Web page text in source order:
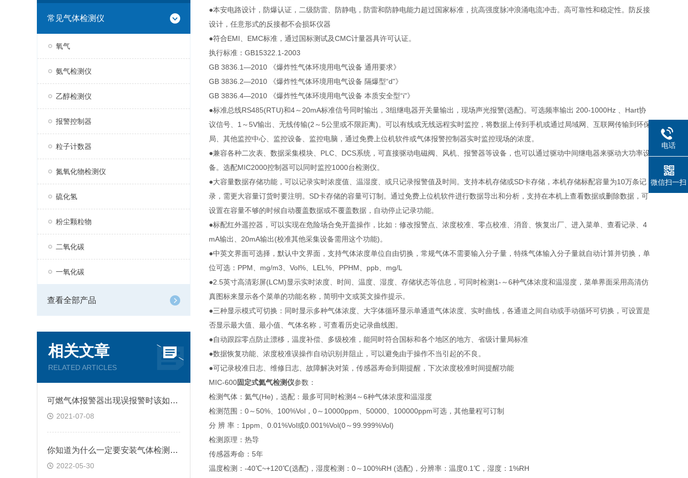
常见气体检测仪
氧气
氨气检测仪
乙醇检测仪
报警控制器
粒子计数器
氮氧化物检测仪
硫化氢
粉尘颗粒物
二氧化碳
一氧化碳
查看全部产品
相关文章
RELATED ARTICLES
可燃气体报警器出现误报警时该如何处理？
2021-07-08
你知道为什么一定要安装气体检测仪吗
2022-05-30
●本安电路设计，防爆认证，二级防雷、防静电，防雷和防静电能力超过国家标准，抗高强度脉冲浪涌电流冲击。高可靠性和稳定性。防反接
设计，任意形式的反接都不会损坏仪器
●符合EMI、EMC标准，通过国标测试及CMC计量器具许可认证。
执行标准：GB15322.1-2003
GB 3836.1—2010 《爆炸性气体环境用电气设备 通用要求》
GB 3836.2—2010 《爆炸性气体环境用电气设备 隔爆型“d"》
GB 3836.4—2010 《爆炸性气体环境用电气设备 本质安全型“i"》
●标准总线RS485(RTU)和4～20mA标准信号同时输出，3组继电器开关量输出，现场声光报警(选配)。可选频率输出 200-1000Hz 、Hart协
议信号、1～5V输出、无线传输(2～5公里或不限距离)。可以有线或无线远程实时监控，将数据上传到手机或通过局域网、互联网传输到环保
局、其他监控中心、监控设备、监控电脑，通过免费上位机软件或气体报警控制器实时监控现场的浓度。
●兼容各种二次表、数据采集模块、PLC、DCS系统，可直接驱动电磁阀、风机、报警器等设备，也可以通过驱动中间继电器来驱动大功率设
备。选配MIC2000控制器可以同时监控1000台检测仪。
●大容量数据存储功能，可以记录实时浓度值、温湿度、或只记录报警值及时间。支持本机存储或SD卡存储，本机存储标配容量为10万条记
录，需更大容量订货时要注明。SD卡存储的容量可订制。通过免费上位机软件进行数据导出和分析，支持在本机上查看数据或删除数据，可
设置在容量不够的时候自动覆盖数据或不覆盖数据，自动停止记录功能。
●标配红外遥控器，可以实现在危险场合免开盖操作，比如：修改报警点、浓度校准、零点校准、消音、恢复出厂、进入菜单、查看记录、4
mA输出、20mA输出(校准其他采集设备需用这个功能)。
●中英文界面可选择，默认中文界面，支持气体浓度单位自由切换，常规气体不需要输入分子量，特殊气体输入分子量就自动计算并切换，单
位可选：PPM、mg/m3、Vol%、LEL%、PPHM、ppb、mg/L
●2.5英寸高清彩屏(LCM)显示实时浓度、时间、温度、湿度、存储状态等信息，可同时检测1-～6种气体浓度和温湿度，菜单界面采用高清仿
真图标来显示各个菜单的功能名称，简明中文或英文操作提示。
●三种显示模式可切换：同时显示多种气体浓度、大字体循环显示单通道气体浓度、实时曲线，各通道之间自动或手动循环可切换，可设置是
否显示最大值、最小值、气体名称，可查看历史记录曲线图。
●自动跟踪零点防止漂移，温度补偿、多级校准，能同时符合国标和各个地区的地方、省级计量局标准
●数据恢复功能、浓度校准误操作自动识别并阻止，可以避免由于操作不当引起的不良。
●可记录校准日志、维修日志、故障解决对策，传感器寿命到期提醒，下次浓度校准时间提醒功能
MIC-600固定式氦气检测仪参数：
检测气体：氦气(He)，选配：最多可同时检测4～6种气体浓度和温湿度
检测范围：0～50%、100%Vol，0～10000ppm、50000、100000ppm可选，其他量程可订制
分 辨 率：1ppm、0.01%Vol或0.001%Vol(0～99.999%Vol)
检测原理：热导
传感器寿命：5年
温度检测：-40℃~+120℃(选配)，湿度检测：0～100%RH (选配)，分辨率：温度0.1℃，湿度：1%RH
电话
微信扫一扫